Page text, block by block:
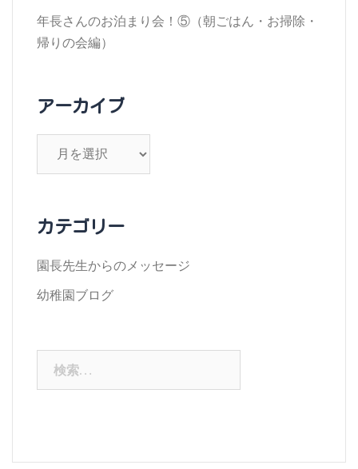
年長さんのお泊まり会！⑤（朝ごはん・お掃除・
帰りの会編）
アーカイブ
ブ
カテゴリー
園長先生からのメッセージ
幼稚園ブログ